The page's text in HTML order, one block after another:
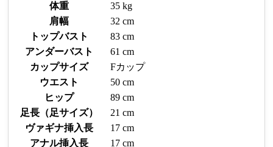
体重
35 kg
肩幅
32 cm
トップバスト
83 cm
アンダーバスト
61 cm
カップサイズ
Fカップ
ウエスト
50 cm
ヒップ
89 cm
足長（足サイズ）
21 cm
ヴァギナ挿入長
17 cm
アナル挿入長
17 cm